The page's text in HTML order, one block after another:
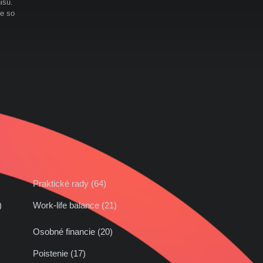
so
Praktické rady (64)
Work-life balance (21)
Osobné financie (20)
Poistenie (17)